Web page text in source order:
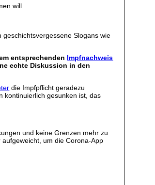
will.
geschichtsvergessene Slogans wie
entsprechenden Impfnachweis
echte Diskussion in den
die Impfpflicht geradezu
kontinuierlich gesunken ist, das
und keine Grenzen mehr zu
um die Corona-App